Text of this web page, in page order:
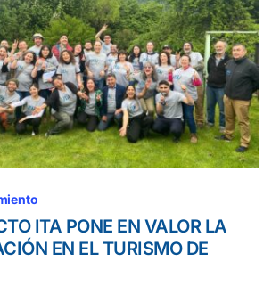
ITA PONE EN VALOR LA
EN EL TURISMO DE